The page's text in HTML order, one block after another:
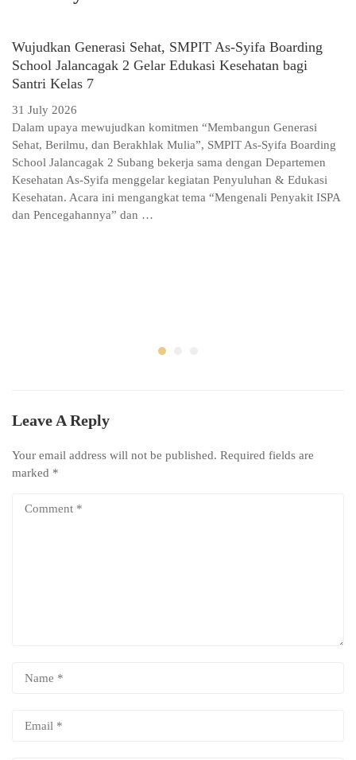
Wujudkan Generasi Sehat, SMPIT As-Syifa Boarding
School Jalancagak 2 Gelar Edukasi Kesehatan bagi
Santri Kelas 7
31 July 2026
Dalam upaya mewujudkan komitmen “Membangun Generasi
Sehat, Berilmu, dan Berakhlak Mulia”, SMPIT As-Syifa Boarding
School Jalancagak 2 Subang bekerja sama dengan Departemen
Kesehatan As-Syifa menggelar kegiatan Penyuluhan & Edukasi
Kesehatan. Acara ini mengangkat tema “Mengenali Penyakit ISPA
dan Pencegahannya” dan …
Leave A Reply
Your email address will not be published. Required fields are
marked *